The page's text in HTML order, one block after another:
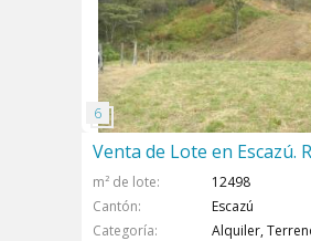
Venta de Lote en Escazú.
m² de lote
12498
Cantón
Escazú
Categoría
Alquiler,